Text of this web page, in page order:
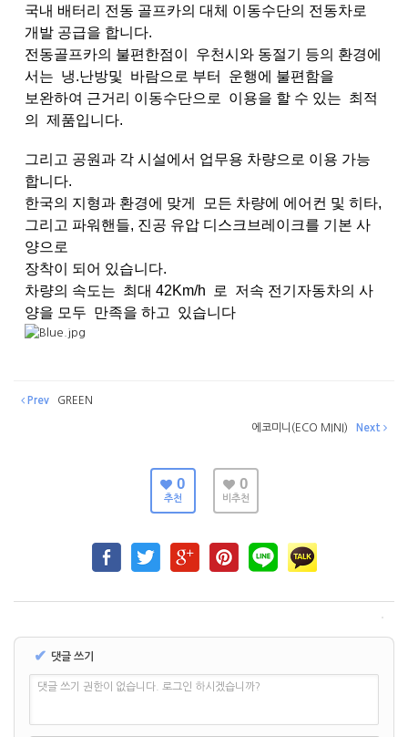
국내 배터리 전동 골프카의 대체 이동수단의 전동차로
개발 공급을 합니다.
전동골프카의 불편한점이 우천시와 동절기 등의 환경에
서는 냉.난방및 바람으로 부터 운행에 불편함을
보완하여 근거리 이동수단으로 이용을 할 수 있는 최적
의 제품입니다.
그리고 공원과 각 시설에서 업무용 차량으로 이용 가능
합니다.
한국의 지형과 환경에 맞게 모든 차량에 에어컨 및 히타,
그리고 파워핸들, 진공 유압 디스크브레이크를 기본 사
양으로
장착이 되어 있습니다.
차량의 속도는 최대 42Km/h 로 저속 전기자동차의 사
양을 모두 만족을 하고 있습니다
Prev GREEN
에코미니(ECO MINI) Next
0
추천
0
비추천
✔ 댓글 쓰기
댓글 쓰기 권한이 없습니다. 로그인 하시겠습니까?